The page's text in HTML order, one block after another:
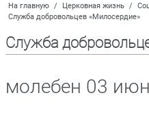
На главную / Церковная жизнь /
Служба добровольцев «Милосердие»
Служба
молебен 03